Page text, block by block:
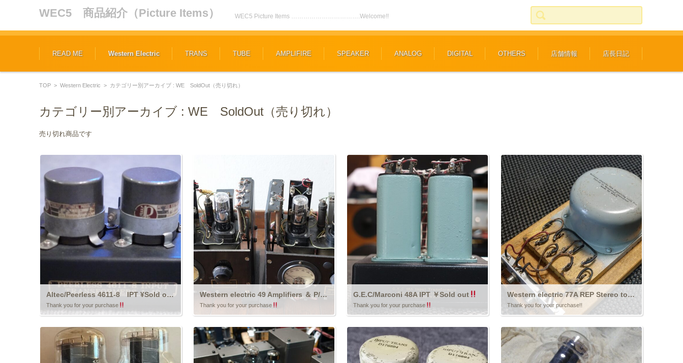
WEC5 商品紹介（Picture Items） WEC5 Picture Items …………………………….Welcome!!
検索:
コンテンツに移動
READ ME Western Electric TRANS TUBE AMPLIFIRE SPEAKER ANALOG DIGITAL OTHERS 店舗情報 店長日記
TOP > Western Electric > カテゴリー別アーカイブ : WE SoldOut（売り切れ）
カテゴリー別アーカイブ : WE SoldOut（売り切れ）
売り切れ商品です
Altec/Peerless 4611-8 IPT ¥Sold out
Thank you for your purchase
Western electric 49 Amplifiers ＆ P/S ￥Sold out
Thank you for your purchase
G.E.C/Marconi 48A IPT ￥Sold out
Thank you for your purchase
Western electric 77A REP Stereo to Mono Converter ￥Sold out!!
Thank you for your purchase!!